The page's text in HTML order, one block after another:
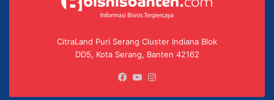
CitraLand Puri Serang Cluster Indiana Blok
DD5, Kota Serang, Banten 42162
Facebook
YouTube